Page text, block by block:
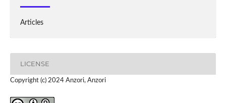
Articles
LICENSE
Copyright (c) 2024 Anzori, Anzori